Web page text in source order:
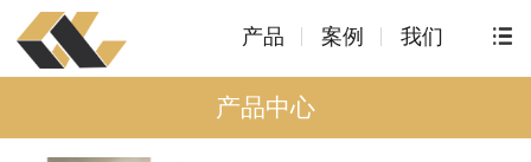
产品 案例 我们
产品中心